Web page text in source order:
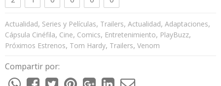
Actualidad, Series y Películas, Trailers, Actualidad, Adaptaciones,
Cápsula Cinéfila, Cine, Comics, Entretenimiento, PlayBuzz,
Próximos Estrenos, Tom Hardy, Trailers, Venom
Compartir por: